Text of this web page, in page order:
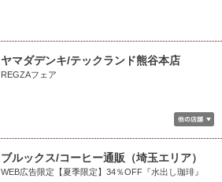
ヤマダデンキ/テックランド熊谷本店
REGZAフェア
ブルックス/コーヒー通販（埼玉エリア）
WEB広告限定【夏季限定】34％OFF『水出し珈琲』